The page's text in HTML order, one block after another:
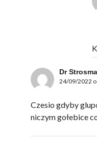
Dr
24/09/2022
Czesio gdyby
niczym gołebice